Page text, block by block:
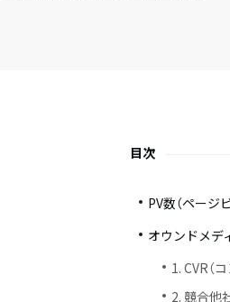
目次
PV数（ページ
オウンドメデ
1. CVR（
2. 競合他